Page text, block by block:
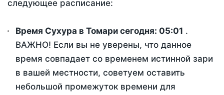
следующее расписание:
Время Сухура в Томари сегодня: 05:01 .
ВАЖНО! Если вы не уверены, что данное
время совпадает со временем истинной зари
в вашей местности, советуем оставить
небольшой промежуток времени для